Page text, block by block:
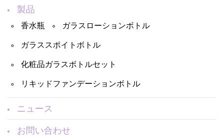
製品
香水瓶 ガラスローションボトル
ガラススポイトボトル
化粧品ガラスボトルセット
リキッドファンデーションボトル
ニュース
お問い合わせ